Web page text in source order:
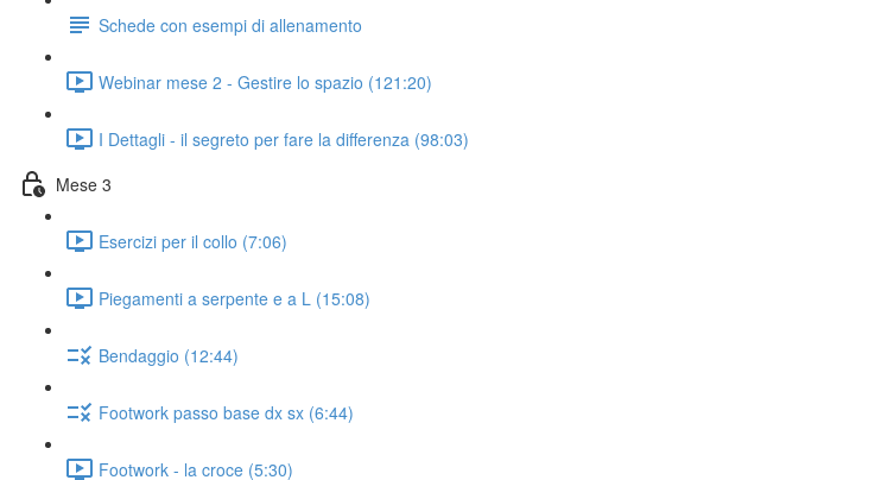
Schede con esempi di allenamento
Webinar mese 2 - Gestire lo spazio (121:20)
I Dettagli - il segreto per fare la differenza (98:03)
Mese 3
Esercizi per il collo (7:06)
Piegamenti a serpente e a L (15:08)
Bendaggio (12:44)
Footwork passo base dx sx (6:44)
Footwork - la croce (5:30)